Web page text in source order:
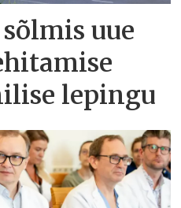
uue
lepingu